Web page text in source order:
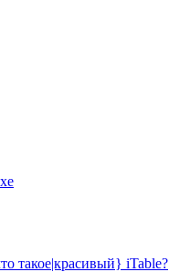
такое|красивый} iTable?